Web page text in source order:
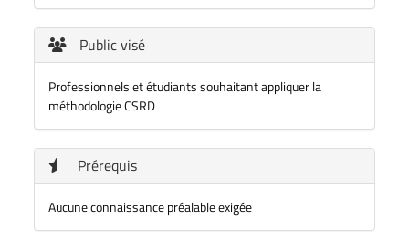
Public visé
Professionnels et étudiants souhaitant appliquer la
méthodologie CSRD
Prérequis
Aucune connaissance préalable exigée